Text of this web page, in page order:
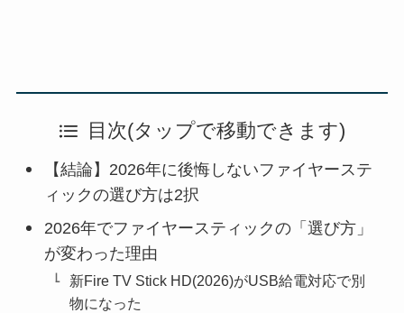
目次(タップで移動できます)
【結論】2026年に後悔しないファイヤーステ
ィックの選び方は2択
2026年でファイヤースティックの「選び方」
が変わった理由
新Fire TV Stick HD(2026)がUSB給電対応で別
物になった